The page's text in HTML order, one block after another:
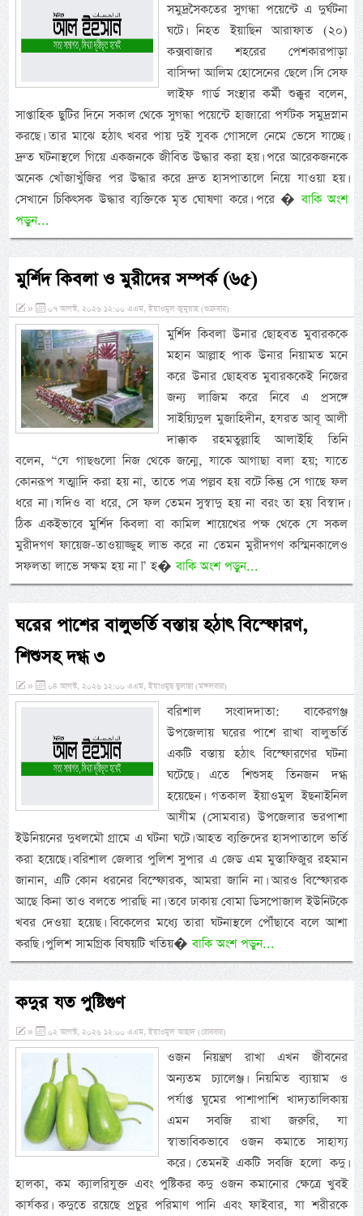
সমুদ্রসৈকতের সুগন্ধা পয়েন্টে এ দুর্ঘটনা
ঘটে। নিহত ইয়াছিন আরাফাত (২০)
কক্সবাজার শহরের পেশকারপাড়া
বাসিন্দা আলিম হোসেনের ছেলে। সি সেফ
লাইফ গার্ড সংস্থার কর্মী শুক্কুর বলেন,
সাপ্তাহিক ছুটির দিনে সকাল থেকে সুগন্ধা পয়েন্টে হাজারো পর্যটক সমুদ্রস্নান
করছে। তার মাঝে হঠাৎ খবর পায় দুই যুবক গোসলে নেমে ভেসে যাচ্ছে।
দ্রুত ঘটনাস্থলে গিয়ে একজনকে জীবিত উদ্ধার করা হয়। পরে আরেকজনকে
অনেক খোঁজাখুঁজির পর উদ্ধার করে দ্রুত হাসপাতালে নিয়ে যাওয়া হয়।
সেখানে চিকিৎসক উদ্ধার ব্যক্তিকে মৃত ঘোষণা করে। পরে �বাকি অংশ
পড়ুন...
মুর্শিদ কিবলা ও মুরীদের সম্পর্ক (৬৫)
» ০৭ আগস্ট, ২০২৬ ১২:০০ এএম, ইয়াওমুল জুমুয়াহ (শুক্রবার)
মুর্শিদ কিবলা উনার ছোহবত মুবারককে
মহান আল্লাহ পাক উনার নিয়ামত মনে
করে উনার ছোহবত মুবারককেই নিজের
জন্য লাজিম করে নিবে এ প্রসঙ্গে
সাইয়্যিদুল মুজাহিদীন, হযরত আবূ আলী
দাক্কাক রহমতুল্লাহি আলাইহি তিনি
বলেন, “যে গাছগুলো নিজ থেকে জন্মে, যাকে আগাছা বলা হয়; যাতে
কোনরূপ যত্মাদি করা হয় না, তাতে পত্র পল্লব হয় বটে কিন্তু সে গাছে ফল
ধরে না। যদিও বা ধরে, সে ফল তেমন সুস্বাদু হয় না বরং তা হয় বিস্বাদ।
ঠিক একইভাবে মুর্শিদ কিবলা বা কামিল শায়েখের পক্ষ থেকে যে সকল
মুরীদগণ ফায়েজ-তাওয়াজ্জুহ লাভ করে না তেমন মুরীদগণ কস্মিনকালেও
সফলতা লাভে সক্ষম হয় না।” হ�বাকি অংশ পড়ুন...
ঘরের পাশের বালুভর্তি বস্তায় হঠাৎ বিস্ফোরণ,
শিশুসহ দগ্ধ ৩
» ০৪ আগস্ট, ২০২৬ ১২:০০ এএম, ইয়াওমুছ ছুলাছা (মঙ্গলবার)
বরিশাল সংবাদদাতা: বাকেরগঞ্জ
উপজেলায় ঘরের পাশে রাখা বালুভর্তি
একটি বস্তায় হঠাৎ বিস্ফোরণের ঘটনা
ঘটেছে। এতে শিশুসহ তিনজন দগ্ধ
হয়েছেন। গতকাল ইয়াওমুল ইছনাইনিল
আযীম (সোমবার) উপজেলার ভরপাশা
ইউনিয়নের দুধলমৌ গ্রামে এ ঘটনা ঘটে। আহত ব্যক্তিদের হাসপাতালে ভর্তি
করা হয়েছে। বরিশাল জেলার পুলিশ সুপার এ জেড এম মুস্তাফিজুর রহমান
জানান, এটি কোন ধরনের বিস্ফোরক, আমরা জানি না। আরও বিস্ফোরক
আছে কিনা তাও বলতে পারছি না। তবে ঢাকায় বোমা ডিসপোজাল ইউনিটকে
খবর দেওয়া হয়েছ। বিকেলের মধ্যে তারা ঘটনাস্থলে পৌঁছাবে বলে আশা
করছি। পুলিশ সামগ্রিক বিষয়টি খতিয়�বাকি অংশ পড়ুন...
কদুর যত পুষ্টিগুণ
» ০২ আগস্ট, ২০২৬ ১২:০০ এএম, ইয়াওমুল আহাদ (রোববার)
ওজন নিয়ন্ত্রণ রাখা এখন জীবনের
অন্যতম চ্যালেঞ্জ। নিয়মিত ব্যায়াম ও
পর্যাপ্ত ঘুমের পাশাপাশি খাদ্যতালিকায়
এমন সবজি রাখা জরুরি, যা
স্বাভাবিকভাবে ওজন কমাতে সাহায্য
করে। তেমনই একটি সবজি হলো কদু।
হালকা, কম ক্যালরিযুক্ত এবং পুষ্টিকর কদু ওজন কমানোর ক্ষেত্রে খুবই
কার্যকর। কদুতে রয়েছে প্রচুর পরিমাণ পানি এবং ফাইবার, যা শরীরকে